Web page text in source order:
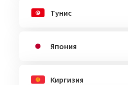
Тунис
Япония
Киргизия